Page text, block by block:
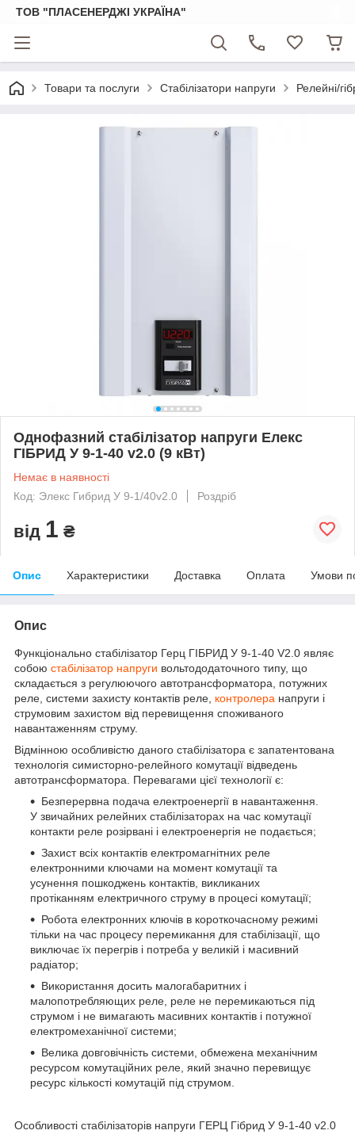
ТОВ "ПЛАСЕНЕРДЖІ УКРАЇНА"
Товари та послуги Стабілізатори напруги Релейні/
Однофазний стабілізатор напруги Елекс
ГІБРИД У 9-1-40 v2.0 (9 кВт)
Немає в наявності
Код: Элекс Гибрид У 9-1/40v2.0
Роздріб
від 1 ₴
Опис Характеристики Доставка Оплата Умови
Опис
Функціонально стабілізатор Герц ГІБРИД У 9-1-40 V2.0 являє
собою стабілізатор напруги вольтододаточного типу, що
складається з регулюючого автотрансформатора, потужних
реле, системи захисту контактів реле, контролера напруги і
струмовим захистом від перевищення споживаного
навантаженням струму.
Відмінною особливістю даного стабілізатора є запатентована
технологія симисторно-релейного комутації відведень
автотрансформатора. Перевагами цієї технології є:
Безперервна подача електроенергії в навантаження.
У звичайних релейних стабілізаторах на час комутації
контакти реле розірвані і електроенергія не подається;
Захист всіх контактів електромагнітних реле
електронними ключами на момент комутації та
усунення пошкоджень контактів, викликаних
протіканням електричного струму в процесі комутації;
Робота електронних ключів в короткочасному режимі
тільки на час процесу перемикання для стабілізації, що
виключає їх перегрів і потреба у великій і масивний
радіатор;
Використання досить малогабаритних і
малопотребляющих реле, реле не перемикаються під
струмом і не вимагають масивних контактів і потужної
електромеханічної системи;
Велика довговічність системи, обмежена механічним
ресурсом комутаційних реле, який значно перевищує
ресурс кількості комутацій під струмом.
Особливості стабілізаторів напруги ГЕРЦ Гібрид У 9-1-40 v2.0